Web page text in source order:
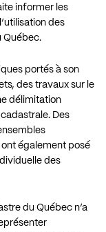
informer les
des
Québec.
portés à son
des travaux sur le
délimitation
Des
également posé
des
du Québec n’a